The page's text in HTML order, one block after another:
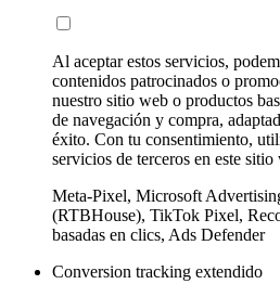
Al aceptar estos servicios,
contenidos patrocinados o
nuestro sitio web o productos
de navegación y compra,
éxito. Con tu consentimiento,
servicios de terceros en este sitio
Meta-Pixel, Microsoft
(RTBHouse), TikTok Pixel,
basadas en clics, Ads Defender
Conversion tracking extendido